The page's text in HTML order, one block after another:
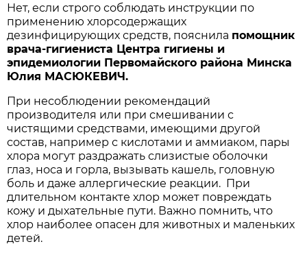
Нет, если строго соблюдать инструкции по
применению хлорсодержащих
дезинфицирующих средств, пояснила помощник
врача-гигиениста Центра гигиены и
эпидемиологии Первомайского района Минска
Юлия МАСЮКЕВИЧ.
При несоблюдении рекомендаций
производителя или при смешивании с
чистящими средствами, имеющими другой
состав, например с кислотами и аммиаком, пары
хлора могут раздражать слизистые оболочки
глаз, носа и горла, вызывать кашель, головную
боль и даже аллергические реакции. При
длительном контакте хлор может повреждать
кожу и дыхательные пути. Важно помнить, что
хлор наиболее опасен для животных и маленьких
детей.